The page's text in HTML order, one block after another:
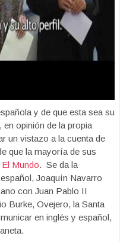
y de que esta sea su
opinión de la propia
un vistazo a la cuenta de
que la mayoría de sus
Mundo. Se da la
Joaquín Navarro
con Juan Pablo II
Burke, Ovejero, la Santa
en inglés y español,